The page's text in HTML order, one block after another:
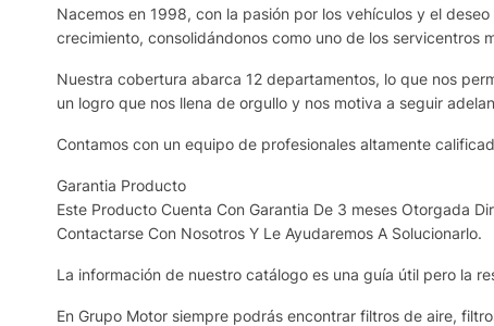
Nacemos en 1998, con la pasión por los vehículos y el
crecimiento, consolidándonos como uno de los servicentros
Nuestra cobertura abarca 12 departamentos, lo que nos
un logro que nos llena de orgullo y nos motiva a seguir
Contamos con un equipo de profesionales altamente
Garantia Producto
Este Producto Cuenta Con Garantia De 3 meses Otorgada
Contactarse Con Nosotros Y Le Ayudaremos A Solucionarlo.
La información de nuestro catálogo es una guía útil pero la
En Grupo Motor siempre podrás encontrar filtros de aire,